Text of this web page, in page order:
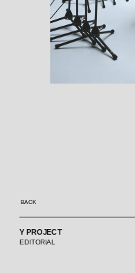
Y PROJECT
EDITORIAL
BACK